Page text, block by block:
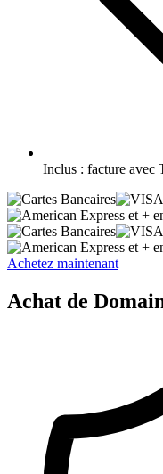
Inclus : facture avec
et +
et +
Achetez maintenant
Achat de